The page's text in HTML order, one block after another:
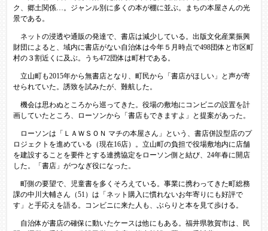
ク、郷土関係…。ジャンル別に多くの本が棚に並ぶ。まちの本屋さんの光
景である。
ネットの浸透や通販の発達で、書店は減少している。出版文化産業振興
財団によると、域内に書店がない自治体は今年５月時点で498団体と市区町
村の３割近くに及ぶ。うち472団体は町村である。
立山町も2015年から無書店となり、町民から「書店がほしい」と声が寄
せられていた。誘致を試みたが、難航した。
機会は思わぬところから巡ってきた。役場の敷地にコンビニの設置を計
画していたところ、ローソンから「書店もできますよ」と提案があった。
ローソンは「ＬＡＷＳＯＮ マチの本屋さん」という、書店併設型店のプ
ロジェクトを進めている（現在16店）。立山町の負担で役場敷地内に店舗
を建設することを要件とする連携協定をローソン側と結び、24年春に開店
した。「書店」がつなぎ役になった。
町側の要望で、児童書を多くそろえている。事業に携わってきた町総務
課の中川大輔さん（51）は「ネット購入に慣れないお年寄りにも好評で
す」と手応えを語る。コンビニに来た人も、ぶらりと本を見て歩ける。
自治体が書店の確保に動いたケースは他にもある。福井県敦賀市は、民